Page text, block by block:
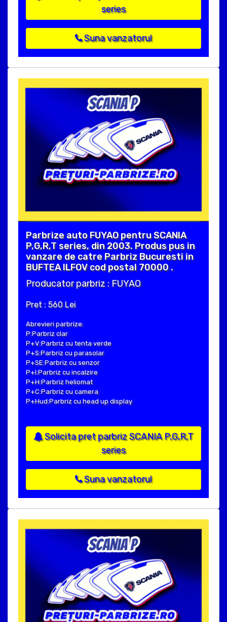
series
Suna vanzatorul
Parbrize auto FUYAO pentru SCANIA
P,G,R,T series, din 2003. Produs pus in
vanzare de catre Parbriz Bucuresti in
BUFTEA ILFOV cod postal 70000 .
Producator parbriz : FUYAO
Pret : 560 Lei
Abrevieri parbrize:
P:Parbriz clar
P+V:Parbriz cu tenta verde
P+S:Parbriz cu parasolar
P+SE:Parbriz cu senzor
P+I:Parbriz cu incalzire
P+H:Parbriz heliomat
P+C:Parbriz cu camera
P+Hud:Parbriz cu head up display
Solicita pret parbriz SCANIA P,G,R,T
series
Suna vanzatorul